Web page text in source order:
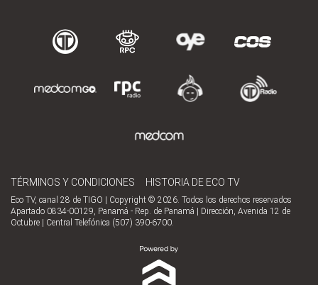
TÉRMINOS Y CONDICIONES HISTORIA DE ECO TV
Eco TV, canal 28 de TIGO | Copyright © 2026. Todos los derechos reservados
Apartado 0834-00129, Panamá - Rep. de Panamá | Dirección, Avenida 12 de
Octubre | Central Telefónica (507) 390-6700.